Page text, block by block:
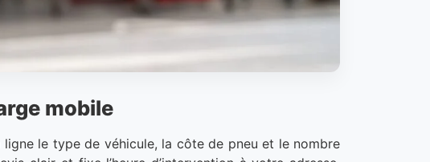
mobile
le type de véhicule, la côte de pneu et le nombre